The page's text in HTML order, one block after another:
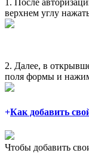
верхнем углу
2. Далее, в
поля формы и
Как добавить
Чтобы добавить